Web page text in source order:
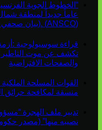
“الخطوط الجوية
عاماً جديداً لمنطقة
(ANSCO) .(بيان صحفي )
قراءة سوسيولوجية
تكشف عن موت التاطير
والصفحات الافتراضية
القوات المسلحة
منسقة لمكافحة حرائق
تدبير ملف الهجرة
نصيبه منها” (مصدر